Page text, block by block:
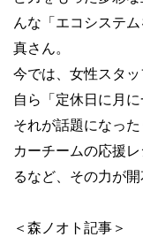
んな「エコシステ
真さん。
今では、女性スタ
自ら「定休日に月
それが話題になっ
カーチームの応援
るなど、その力が開
＜森ノオト記事＞